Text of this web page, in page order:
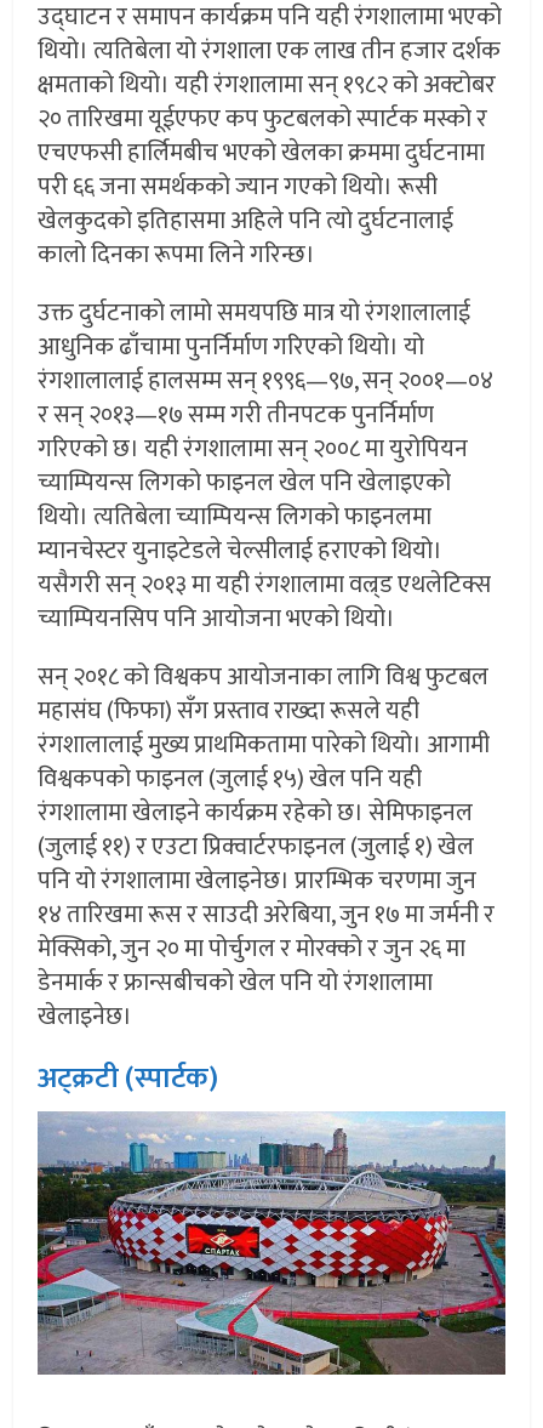
उद्घाटन र समापन कार्यक्रम पनि यही रंगशालामा भएको
थियो। त्यतिबेला यो रंगशाला एक लाख तीन हजार दर्शक
क्षमताको थियो। यही रंगशालामा सन् १९८२ को अक्टोबर
२० तारिखमा यूईएफए कप फुटबलको स्पार्टक मस्को र
एचएफसी हार्लिमबीच भएको खेलका क्रममा दुर्घटनामा
परी ६६ जना समर्थकको ज्यान गएको थियो। रूसी
खेलकुदको इतिहासमा अहिले पनि त्यो दुर्घटनालाई
कालो दिनका रूपमा लिने गरिन्छ।
उक्त दुर्घटनाको लामो समयपछि मात्र यो रंगशालालाई
आधुनिक ढाँचामा पुनर्निर्माण गरिएको थियो। यो
रंगशालालाई हालसम्म सन् १९९६—९७, सन् २००१—०४
र सन् २०१३—१७ सम्म गरी तीनपटक पुनर्निर्माण
गरिएको छ। यही रंगशालामा सन् २००८ मा युरोपियन
च्याम्पियन्स लिगको फाइनल खेल पनि खेलाइएको
थियो। त्यतिबेला च्याम्पियन्स लिगको फाइनलमा
म्यानचेस्टर युनाइटेडले चेल्सीलाई हराएको थियो।
यसैगरी सन् २०१३ मा यही रंगशालामा वल्र्ड एथलेटिक्स
च्याम्पियनसिप पनि आयोजना भएको थियो।
सन् २०१८ को विश्वकप आयोजनाका लागि विश्व फुटबल
महासंघ (फिफा) सँग प्रस्ताव राख्दा रूसले यही
रंगशालालाई मुख्य प्राथमिकतामा पारेको थियो। आगामी
विश्वकपको फाइनल (जुलाई १५) खेल पनि यही
रंगशालामा खेलाइने कार्यक्रम रहेको छ। सेमिफाइनल
(जुलाई ११) र एउटा प्रिक्वार्टरफाइनल (जुलाई १) खेल
पनि यो रंगशालामा खेलाइनेछ। प्रारम्भिक चरणमा जुन
१४ तारिखमा रूस र साउदी अरेबिया, जुन १७ मा जर्मनी र
मेक्सिको, जुन २० मा पोर्चुगल र मोरक्को र जुन २६ मा
डेनमार्क र फ्रान्सबीचको खेल पनि यो रंगशालामा
खेलाइनेछ।
अट्क्रटी (स्पार्टक)